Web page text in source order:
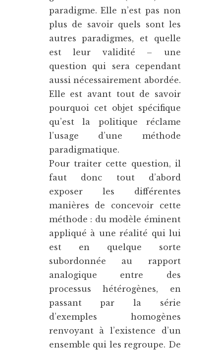
paradigme. Elle n’est pas non
plus de savoir quels sont les
autres paradigmes, et quelle
est leur validité – une
question qui sera cependant
aussi nécessairement abordée.
Elle est avant tout de savoir
pourquoi cet objet spécifique
qu’est la politique réclame
l’usage d’une méthode
paradigmatique.
Pour traiter cette question, il
faut donc tout d’abord
exposer les différentes
manières de concevoir cette
méthode : du modèle éminent
appliqué à une réalité qui lui
est en quelque sorte
subordonnée au rapport
analogique entre des
processus hétérogènes, en
passant par la série
d’exemples homogènes
renvoyant à l’existence d’un
ensemble qui les regroupe. De